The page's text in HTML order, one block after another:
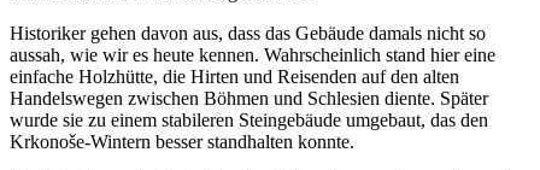
Historiker gehen davon aus, dass das Gebäude damals nicht so
aussah, wie wir es heute kennen. Wahrscheinlich stand hier eine
einfache Holzhütte, die Hirten und Reisenden auf den alten
Handelswegen zwischen Böhmen und Schlesien diente. Später
wurde sie zu einem stabileren Steingebäude umgebaut, das den
Krkonoše-Wintern besser standhalten konnte.